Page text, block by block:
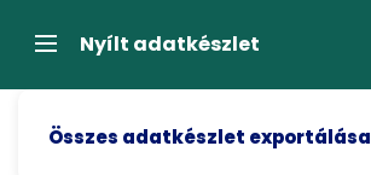
átugrásaNavigációNyílt adatkészlet
Összes adatkészlet exportálása